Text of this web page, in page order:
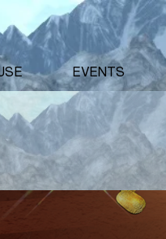
EVENTS